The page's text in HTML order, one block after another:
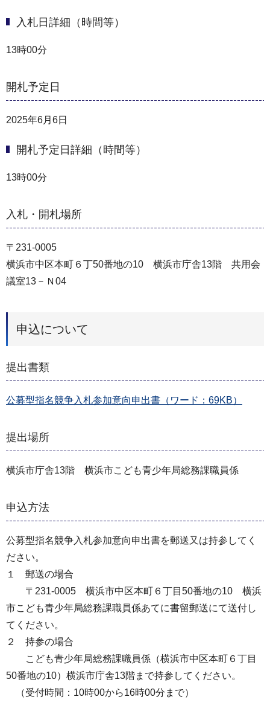
入札日詳細（時間等）
13時00分
開札予定日
2025年6月6日
開札予定日詳細（時間等）
13時00分
入札・開札場所
〒231-0005
横浜市中区本町６丁50番地の10 横浜市庁舎13階 共用会
議室13－Ｎ04
申込について
提出書類
公募型指名競争入札参加意向申出書（ワード：69KB）
提出場所
横浜市庁舎13階 横浜市こども青少年局総務課職員係
申込方法
公募型指名競争入札参加意向申出書を郵送又は持参してく
ださい。
１ 郵送の場合
〒231-0005 横浜市中区本町６丁目50番地の10 横浜
市こども青少年局総務課職員係あてに書留郵送にて送付し
てください。
２ 持参の場合
こども青少年局総務課職員係（横浜市中区本町６丁目
50番地の10）横浜市庁舎13階まで持参してください。
（受付時間：10時00から16時00分まで）